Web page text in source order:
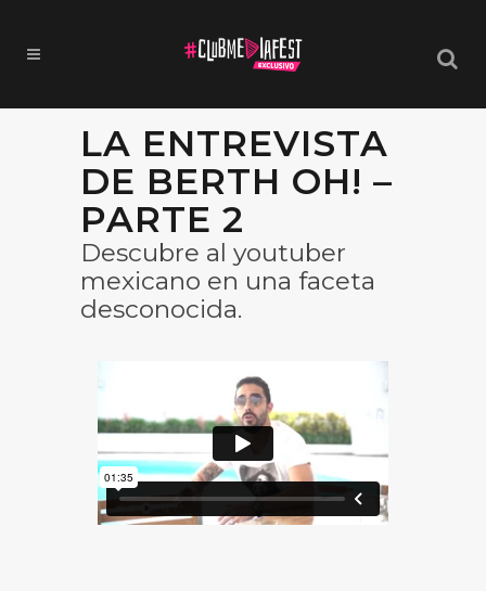
LA ENTREVISTA
DE BERTH OH! –
PARTE 2
Descubre al youtuber
mexicano en una faceta
desconocida.